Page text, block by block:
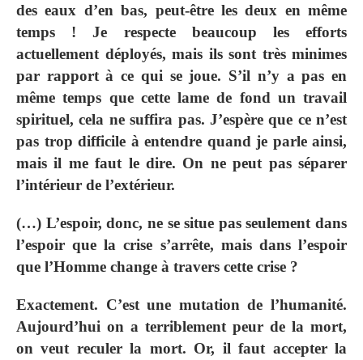
des eaux d’en bas, peut-être les deux en même
temps ! Je respecte beaucoup les efforts
actuellement déployés, mais ils sont très minimes
par rapport à ce qui se joue. S’il n’y a pas en
même temps que cette lame de fond un travail
spirituel, cela ne suffira pas. J’espère que ce n’est
pas trop difficile à entendre quand je parle ainsi,
mais il me faut le dire. On ne peut pas séparer
l’intérieur de l’extérieur.
(…) L’espoir, donc, ne se situe pas seulement dans
l’espoir que la crise s’arrête, mais dans l’espoir
que l’Homme change à travers cette crise ?
Exactement. C’est une mutation de l’humanité.
Aujourd’hui on a terriblement peur de la mort,
on veut reculer la mort. Or, il faut accepter la